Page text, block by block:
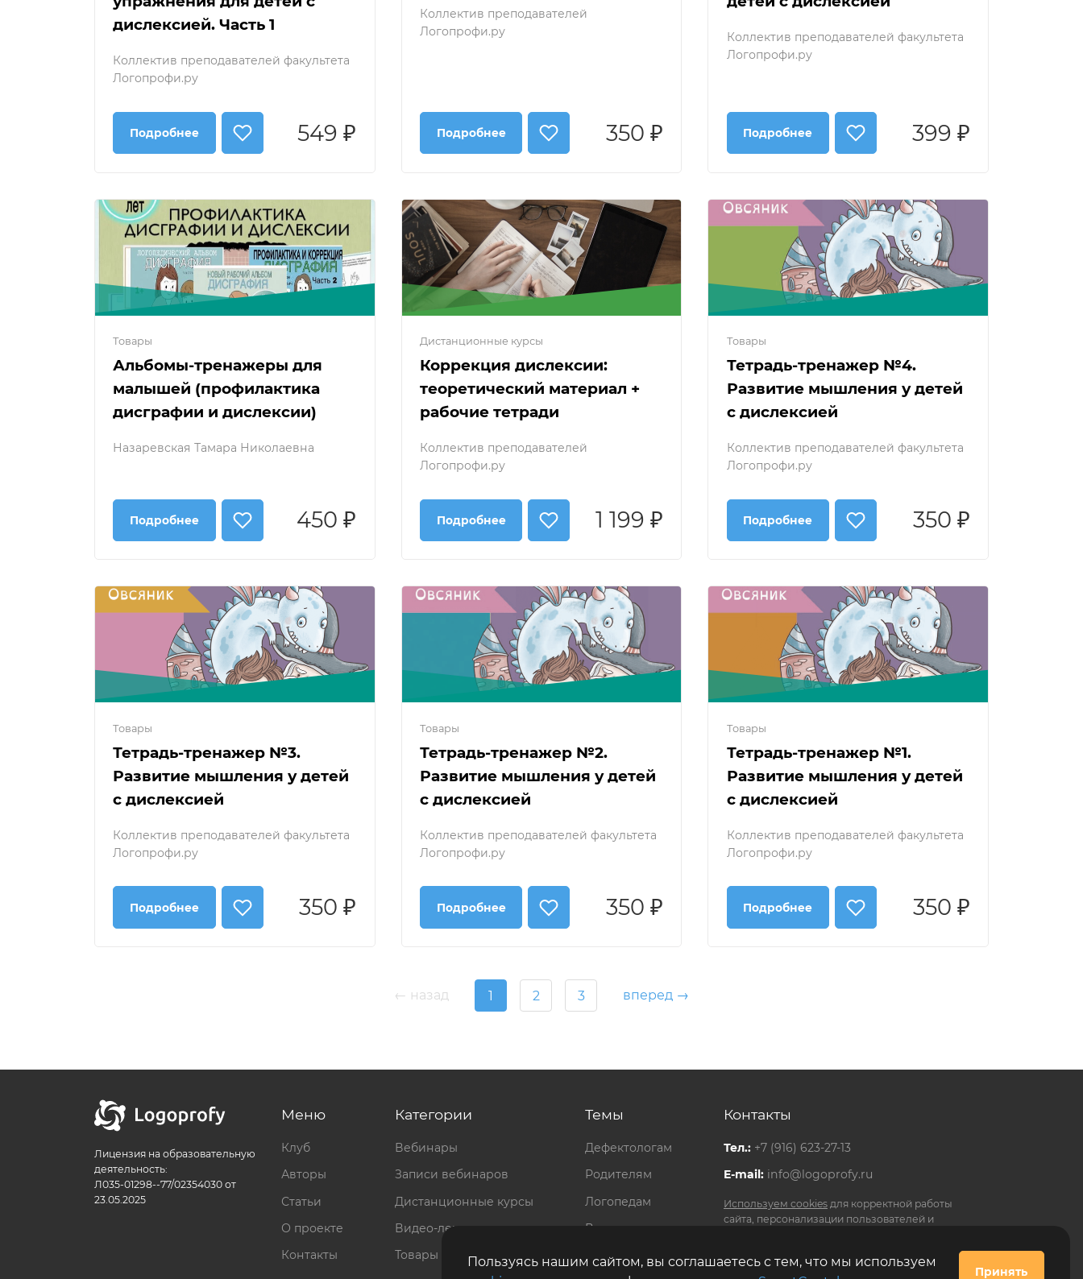
дислексией. Часть 1
Коллектив преподавателей факультета
Логопрофи.ру
Подробнее 549 ₽
Коллектив преподавателей
Логопрофи.ру
Подробнее 350 ₽
Коллектив преподавателей факультета
Логопрофи.ру
Подробнее 399 ₽
Товары
Альбомы-тренажеры для
малышей (профилактика
дисграфии и дислексии)
Назаревская Тамара Николаевна
Подробнее 450 ₽
Дистанционные курсы
Коррекция дислексии:
теоретический материал +
рабочие тетради
Коллектив преподавателей
Логопрофи.ру
Подробнее 1 199 ₽
Товары
Тетрадь-тренажер №4.
Развитие мышления у детей
с дислексией
Коллектив преподавателей факультета
Логопрофи.ру
Подробнее 350 ₽
Товары
Тетрадь-тренажер №3.
Развитие мышления у детей
с дислексией
Коллектив преподавателей факультета
Логопрофи.ру
Подробнее 350 ₽
Товары
Тетрадь-тренажер №2.
Развитие мышления у детей
с дислексией
Коллектив преподавателей факультета
Логопрофи.ру
Подробнее 350 ₽
Товары
Тетрадь-тренажер №1.
Развитие мышления у детей
с дислексией
Коллектив преподавателей факультета
Логопрофи.ру
Подробнее 350 ₽
← назад 1 2 3 вперед →
Лицензия на образовательную
деятельность:
Л035-01298--77/02354030 от
23.05.2025
Меню
Клуб
Авторы
Статьи
О проекте
Контакты
Категории
Вебинары
Записи вебинаров
Дистанционные курсы
Видео-лекции
Товары
Темы
Дефектологам
Родителям
Логопедам
Все теги
Контакты
Тел.: +7 (916) 623-27-13
E-mail: info@logoprofy.ru
Используем cookies для корректной работы
сайта, персонализации пользователей и
Пользуясь нашим сайтом, вы соглашаетесь с тем, что мы используем
Принять